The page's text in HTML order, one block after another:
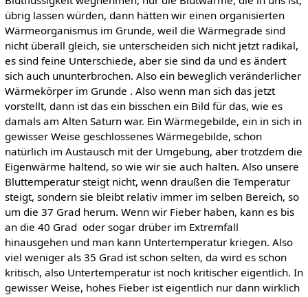
übrig lassen würden, dann hätten wir einen organisierten
Wärmeorganismus im Grunde, weil die Wärmegrade sind
nicht überall gleich, sie unterscheiden sich nicht jetzt radikal,
es sind feine Unterschiede, aber sie sind da und es ändert
sich auch ununterbrochen. Also ein beweglich veränderlicher
Wärmekörper im Grunde . Also wenn man sich das jetzt
vorstellt, dann ist das ein bisschen ein Bild für das, wie es
damals am Alten Saturn war. Ein Wärmegebilde, ein in sich in
gewisser Weise geschlossenes Wärmegebilde, schon
natürlich im Austausch mit der Umgebung, aber trotzdem die
Eigenwärme haltend, so wie wir sie auch halten. Also unsere
Bluttemperatur steigt nicht, wenn draußen die Temperatur
steigt, sondern sie bleibt relativ immer im selben Bereich, so
um die 37 Grad herum. Wenn wir Fieber haben, kann es bis
an die 40 Grad oder sogar drüber im Extremfall
hinausgehen und man kann Untertemperatur kriegen. Also
viel weniger als 35 Grad ist schon selten, da wird es schon
kritisch, also Untertemperatur ist noch kritischer eigentlich. In
gewisser Weise, hohes Fieber ist eigentlich nur dann wirklich